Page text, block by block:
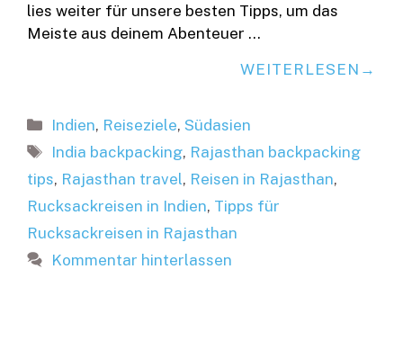
lies weiter für unsere besten Tipps, um das
Meiste aus deinem Abenteuer …
WEITERLESEN
Kategorien
Indien, Reiseziele,Südasien
Schlagwörter
India backpacking, Rajasthan backpacking
tips, Rajasthan travel, Reisen in Rajasthan,
Rucksackreisen in Indien, Tipps für
Rucksackreisen in Rajasthan
Kommentar hinterlassen